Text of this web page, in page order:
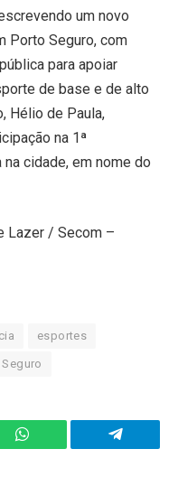
um novo
Porto Seguro, com
para apoiar
de base e de alto
Hélio de Paula,
na 1ª
cidade, em nome do
Lazer / Secom –
esportes
WhatsApp Telegram